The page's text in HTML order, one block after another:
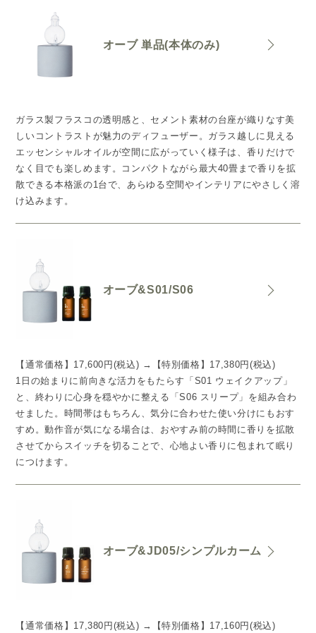
オーブ 単品(本体のみ)
ガラス製フラスコの透明感と、セメント素材の台座が織りなす美
しいコントラストが魅力のディフューザー。ガラス越しに見える
エッセンシャルオイルが空間に広がっていく様子は、香りだけで
なく目でも楽しめます。コンパクトながら最大40畳まで香りを拡
散できる本格派の1台で、あらゆる空間やインテリアにやさしく溶
け込みます。
オーブ&S01/S06
【通常価格】17,600円(税込) →【特別価格】17,380円(税込)
1日の始まりに前向きな活力をもたらす「S01 ウェイクアップ」
と、終わりに心身を穏やかに整える「S06 スリープ」を組み合わ
せました。時間帯はもちろん、気分に合わせた使い分けにもおす
すめ。動作音が気になる場合は、おやすみ前の時間に香りを拡散
させてからスイッチを切ることで、心地よい香りに包まれて眠り
につけます。
オーブ&JD05/シンプルカーム
【通常価格】17,380円(税込) →【特別価格】17,160円(税込)